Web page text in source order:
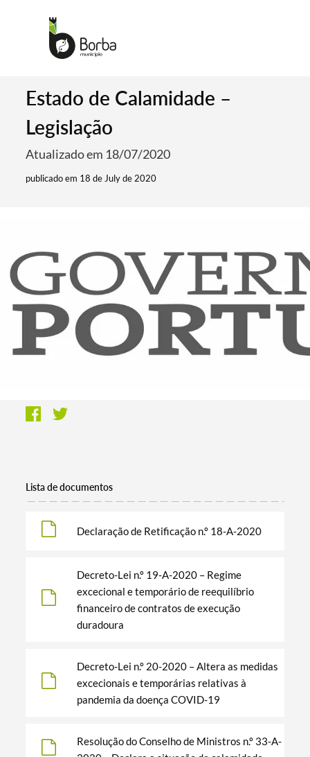
Estado de Calamidade –
Legislação
Atualizado em 18/07/2020
publicado em 18 de July de 2020
Lista de documentos
Declaração de Retificação n.º 18-A-2020
Decreto-Lei n.º 19-A-2020 – Regime
excecional e temporário de reequilíbrio
financeiro de contratos de execução
duradoura
Decreto-Lei n.º 20-2020 – Altera as medidas
excecionais e temporárias relativas à
pandemia da doença COVID-19
Resolução do Conselho de Ministros n.º 33-A-